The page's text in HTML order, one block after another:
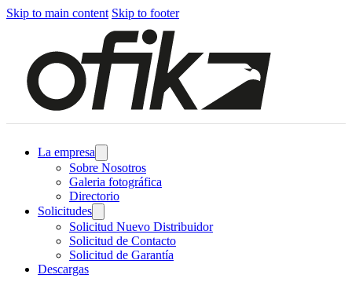
Skip to main content Skip to footer
La empresa
Sobre Nosotros
Galeria fotográfica
Directorio
Solicitudes
Solicitud Nuevo Distribuidor
Solicitud de Contacto
Solicitud de Garantía
Descargas